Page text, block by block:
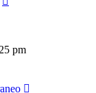
pm